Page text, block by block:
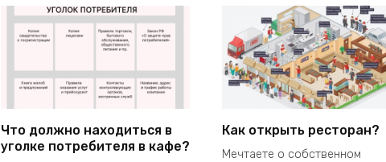
Что должно находиться в
уголке потребителя в кафе?
Как открыть ресторан?
Мечтаете о собственном